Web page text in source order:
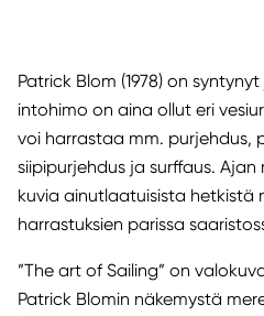
Patrick Blom (1978) on
intohimo on aina ollut eri
voi harrastaa mm. purjehdus,
siipipurjehdus ja surffaus.
kuvia ainutlaatuisista hetkistä
harrastuksien parissa
”The art of Sailing” on
Patrick Blomin näkemystä